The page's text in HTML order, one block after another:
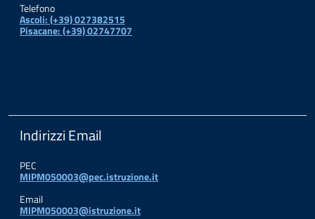
Telefono
Ascoli: (+39) 027382515
Pisacane: (+39) 02747707
Indirizzi Email
PEC
MIPM050003@pec.istruzione.it
Email
MIPM050003@istruzione.it